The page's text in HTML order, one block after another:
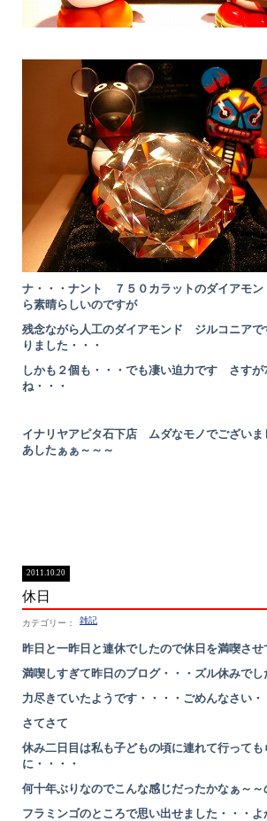
ナ・・・ナント ７５０カラットのダイアモン
ら素晴らしいのですが
残念ながら人工のダイアモンド ジルコニア
りました・・・
しかも２個も・・・でも凄い迫力です さすが
ね・・・
イナリヤアピタ石下店 ムダなモノでござい
あしたぁぁ～～～
休日
2011.10.20
雑記
昨日と一昨日と連休でしたので休日を満喫させ
満喫しすぎて昨日のブログ・・・ズル休みでし
力尽きていたようです・・・・ごめんなさい・
さてさて
休み二日目は私も子どもの頃に連れて行っても
に・・・・
何十年ぶりなのでこんな感じだったかなぁ～
フラミンゴのところで思い出せました・・・